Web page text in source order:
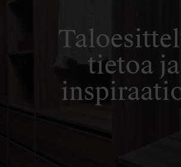
tietoa ja